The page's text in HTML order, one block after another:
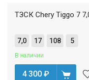
ТЗСК Chery Tiggo 7
7,0 17 108 5
В наличии
4 300 ₽